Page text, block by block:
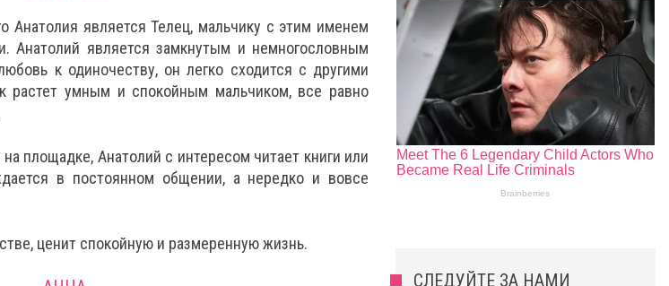
Анатолия является Телец, мальчику с этим именем
Анатолий является замкнутым и немногословным
к одиночеству, он легко сходится с другими
растет умным и спокойным мальчиком, все равно
площадке, Анатолий с интересом читает книги или
в постоянном общении, а нередко и вовсе
ценит спокойную и размеренную жизнь.
СЛЕДУЙТЕ ЗА НАМИ